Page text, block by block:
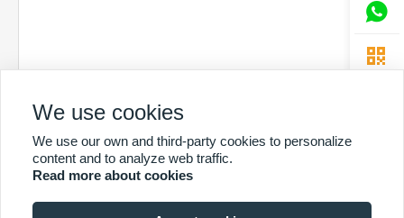
отправить Политика конфиденциальности


We use cookies
We use our own and third-party cookies to personalize
content and to analyze web traffic.
Read more about cookies